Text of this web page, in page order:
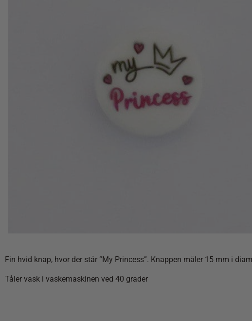
Fin hvid knap, hvor der står “My Princess”. Knappen måler 15 mm i
Tåler vask i vaskemaskinen ved 40 grader